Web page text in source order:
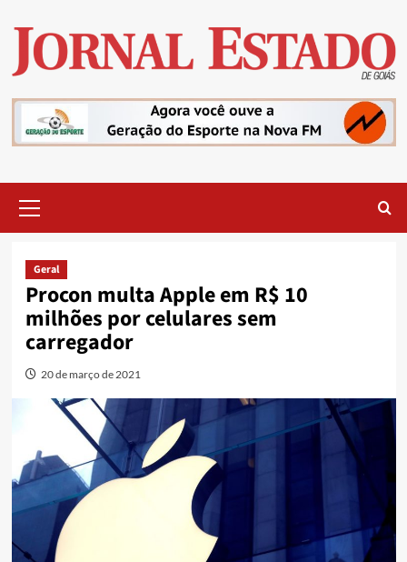
content
Menu
Geral
Procon multa Apple em R$ 10
milhões por celulares sem
carregador
20 de março de 2021